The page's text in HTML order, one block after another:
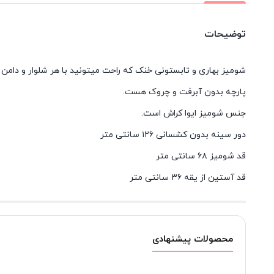
توضیحات
شومیز بهاری و تابستونی خنک که راحت میتونید با هر شلوار و
پارچه بدون آبرفت و چروک هست.
جنس شومیز ایوا کراش است.
دور سینه بدون کشسانی ۱۲۶ سانتی متر
قد شومیز ۶۸ سانتی متر
قد آستین از یقه ۳۶ سانتی متر
محصولات پیشنهادی